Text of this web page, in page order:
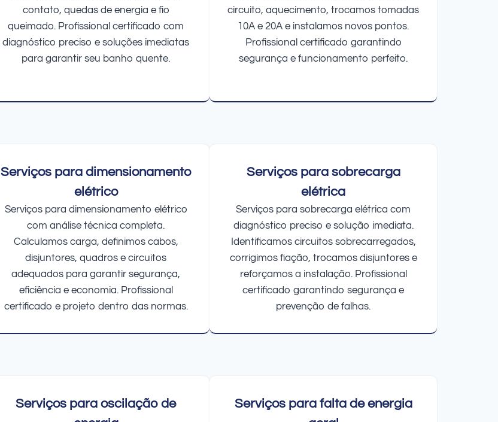
contato, quedas de energia e fio
queimado. Profissional certificado com
diagnóstico preciso e soluções imediatas
para garantir seu banho quente.
circuito, aquecimento, trocamos tomadas
10A e 20A e instalamos novos pontos.
Profissional certificado garantindo
segurança e funcionamento perfeito.
Serviços para dimensionamento
elétrico
Serviços para dimensionamento elétrico
com análise técnica completa.
Calculamos carga, definimos cabos,
disjuntores, quadros e circuitos
adequados para garantir segurança,
eficiência e economia. Profissional
certificado e projeto dentro das normas.
Serviços para sobrecarga
elétrica
Serviços para sobrecarga elétrica com
diagnóstico preciso e solução imediata.
Identificamos circuitos sobrecarregados,
corrigimos fiação, trocamos disjuntores e
reforçamos a instalação. Profissional
certificado garantindo segurança e
prevenção de falhas.
Serviços para oscilação de
Serviços para falta de energia